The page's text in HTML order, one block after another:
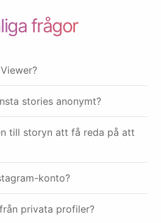
frågor
stories anonymt?
till storyn att få reda på att
konto?
privata profiler?